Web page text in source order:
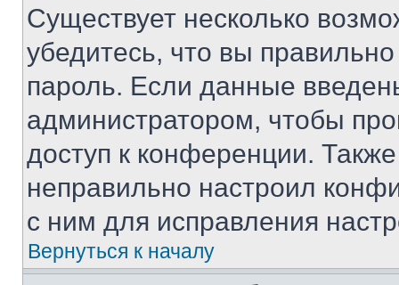
Существует несколько
убедитесь, что вы
пароль. Если данные
администратором, чтобы
доступ к конференции.
неправильно настроил
с ним для исправления
Вернуться к началу